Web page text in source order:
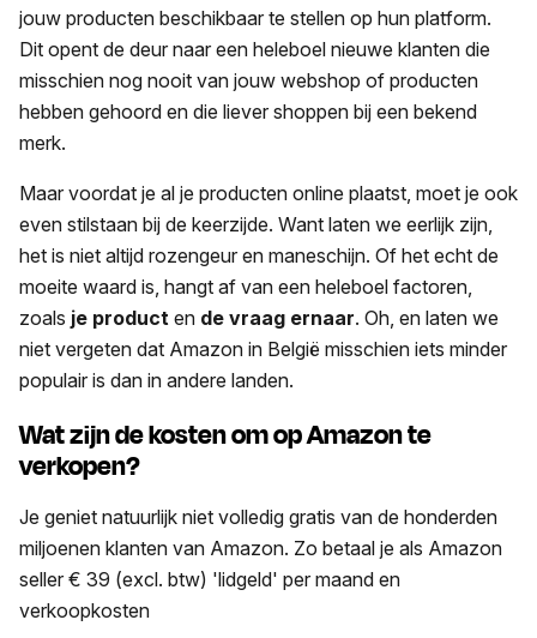
jouw producten beschikbaar te stellen op hun platform.
Dit opent de deur naar een heleboel nieuwe klanten die
misschien nog nooit van jouw webshop of producten
hebben gehoord en die liever shoppen bij een bekend
merk.
Maar voordat je al je producten online plaatst, moet je ook
even stilstaan bij de keerzijde. Want laten we eerlijk zijn,
het is niet altijd rozengeur en maneschijn. Of het echt de
moeite waard is, hangt af van een heleboel factoren,
zoals je product en de vraag ernaar. Oh, en laten we
niet vergeten dat Amazon in België misschien iets minder
populair is dan in andere landen.
Wat zijn de kosten om op Amazon te
verkopen?
Je geniet natuurlijk niet volledig gratis van de honderden
miljoenen klanten van Amazon. Zo betaal je als Amazon
seller € 39 (excl. btw) 'lidgeld' per maand en
verkoopkosten